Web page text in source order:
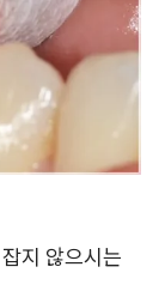
지 않으시는